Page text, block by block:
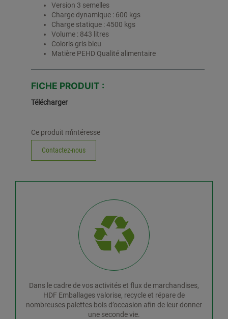
Version 3 semelles
Charge dynamique : 600 kgs
Charge statique : 4500 kgs
Volume : 843 litres
Coloris gris bleu
Matière PEHD Qualité alimentaire
FICHE PRODUIT :
Télécharger
Ce produit m'intéresse
Contactez-nous
Dans le cadre de vos activités et flux de marchandises,
HDF Emballages valorise, recycle et répare de
nombreuses palettes bois d’occasion afin de leur donner
une seconde vie.